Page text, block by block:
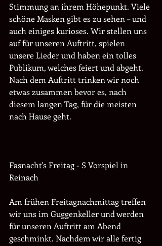
Stimmung an ihrem Höhepunkt. Viele
schöne Masken gibt es zu sehen – und
auch einiges kurioses. Wir stellen uns
auf für unseren Auftritt, spielen
unsere Lieder und haben ein tolles
Publikum, welches feiert und abgeht.
Nach dem Auftritt trinken wir noch
etwas zusammen bevor es, nach
diesem langen Tag, für die meisten
nach Hause geht.
Fasnacht's Freitag - S Vorspiel in
Reinach
Am frühen Freitagnachmittag treffen
wir uns im Guggenkeller und werden
für unseren Auftritt am Abend
geschminkt. Nachdem wir alle fertig